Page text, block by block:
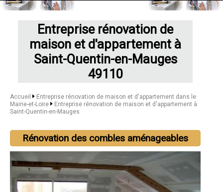
Entreprise rénovation de
maison et d'appartement à
Saint-Quentin-en-Mauges
49110
Accueil
Entreprise rénovation de maison et d'appartement dans le
Maine-et-Loire
Entreprise rénovation de maison et d'appartement à
Saint-Quentin-en-Mauges
Rénovation des combles aménageables